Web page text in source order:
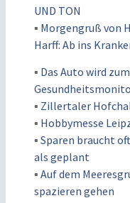
UND TON
▪ Morgengruß von
Harff: Ab ins
▪ Das Auto wird zum
▪ Zillertaler
▪ Hobbymesse
▪ Sparen braucht
als geplant
▪ Auf dem
spazieren gehen